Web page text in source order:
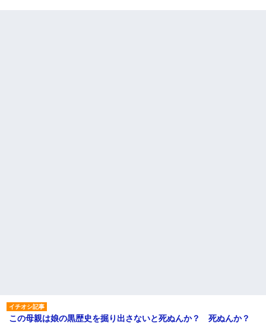
この母親は娘の黒歴史を掘り出さないと死ぬんか？ 死ぬんか？